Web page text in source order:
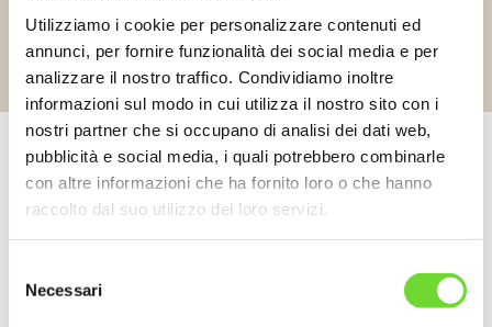
Utilizziamo i cookie per personalizzare contenuti ed
annunci, per fornire funzionalità dei social media e per
analizzare il nostro traffico. Condividiamo inoltre
informazioni sul modo in cui utilizza il nostro sito con i
nostri partner che si occupano di analisi dei dati web,
pubblicità e social media, i quali potrebbero combinarle
con altre informazioni che ha fornito loro o che hanno
raccolto dal suo utilizzo dei loro servizi.
delNecessari
Spedizione gratuita in Friuli Venezia Giulia a partire
da 6 bottiglie